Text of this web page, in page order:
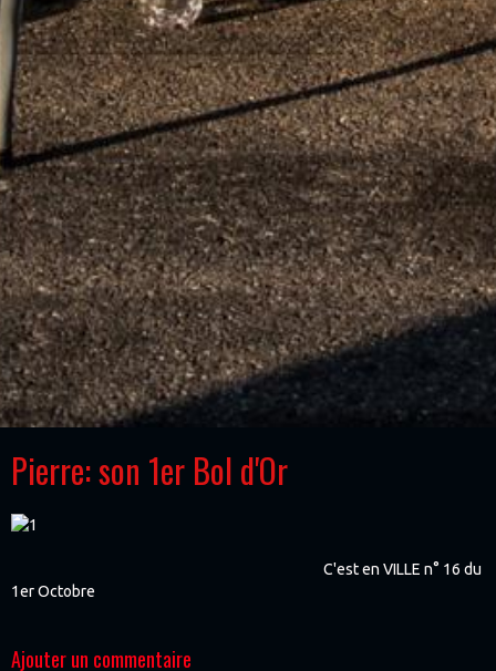
Pierre: son 1er Bol d'Or
C'est en VILLE n° 16 du
1er Octobre
Ajouter un commentaire